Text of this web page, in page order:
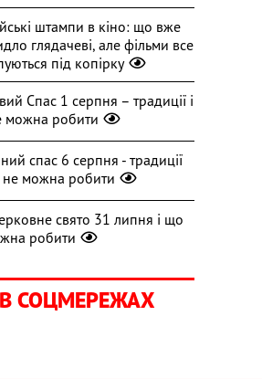
штампи в кіно: що вже
глядачеві, але фільми все
під копірку
Спас 1 серпня – традиції і
можна робити
спас 6 серпня - традиції
можна робити
свято 31 липня і що
робити
СОЦМЕРЕЖАХ